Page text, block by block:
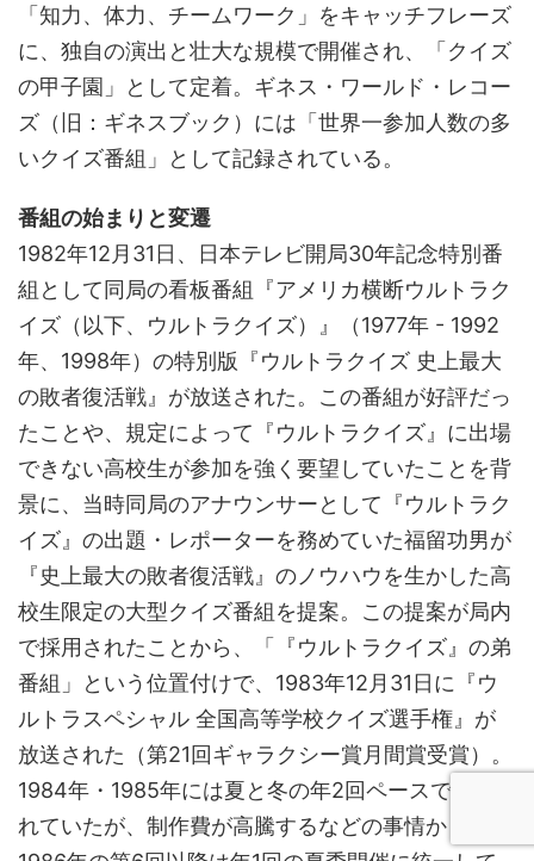
「知力、体力、チームワーク」をキャッチフレーズ
に、独自の演出と壮大な規模で開催され、「クイズ
の甲子園」として定着。ギネス・ワールド・レコー
ズ（旧：ギネスブック）には「世界一参加人数の多
いクイズ番組」として記録されている。
番組の始まりと変遷
1982年12月31日、日本テレビ開局30年記念特別番
組として同局の看板番組『アメリカ横断ウルトラク
イズ（以下、ウルトラクイズ）』（1977年 - 1992
年、1998年）の特別版『ウルトラクイズ 史上最大
の敗者復活戦』が放送された。この番組が好評だっ
たことや、規定によって『ウルトラクイズ』に出場
できない高校生が参加を強く要望していたことを背
景に、当時同局のアナウンサーとして『ウルトラク
イズ』の出題・レポーターを務めていた福留功男が
『史上最大の敗者復活戦』のノウハウを生かした高
校生限定の大型クイズ番組を提案。この提案が局内
で採用されたことから、「『ウルトラクイズ』の弟
番組」という位置付けで、1983年12月31日に『ウ
ルトラスペシャル 全国高等学校クイズ選手権』が
放送された（第21回ギャラクシー賞月間賞受賞）。
1984年・1985年には夏と冬の年2回ペースで開催さ
れていたが、制作費が高騰するなどの事情から、